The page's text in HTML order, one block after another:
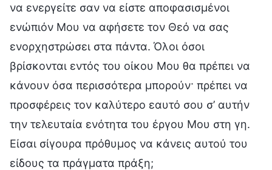
να ενεργείτε σαν να είστε αποφασισμένοι
ενώπιόν Μου να αφήσετε τον Θεό να σας
ενορχηστρώσει στα πάντα. Όλοι όσοι
βρίσκονται εντός του οίκου Μου θα πρέπει να
κάνουν όσα περισσότερα μπορούν· πρέπει να
προσφέρεις τον καλύτερο εαυτό σου σ’ αυτήν
την τελευταία ενότητα του έργου Μου στη γη.
Είσαι σίγουρα πρόθυμος να κάνεις αυτού του
είδους τα πράγματα πράξη;